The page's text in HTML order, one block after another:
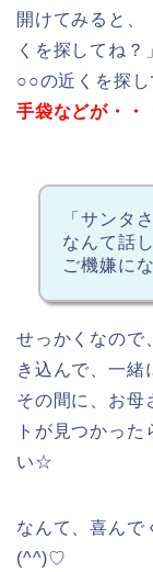
開けてみると、
くを探してね？
○○の近くを探
手袋などが・・
「サンタ
なんて話
ご機嫌に
せっかくなので
き込んで、一緒
その間に、お母
トが見つかっ
い☆
なんて、喜んで
(^^)♡